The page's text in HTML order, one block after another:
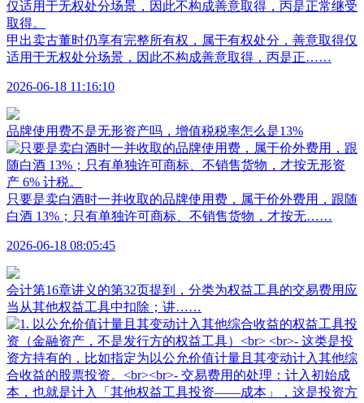
甲出卖古董时仍享有完整所有权，属于有权处分，善意取得仅
适用于无权处分场景，因此不构成善意取得，丙是正……
2026-06-18 11:16:10
品牌使用费不是无形资产吗，增值税税率怎么是13%
只要是卖白酒时一并收取的品牌使用费，属于价外费用，跟随
白酒 13%；只有单独许可商标、不销售货物，才按无……
2026-06-18 08:05:45
会计第16章讲义的第32页提到，分类为权益工具的交易费用应
当从其他权益工具中扣除；讲……